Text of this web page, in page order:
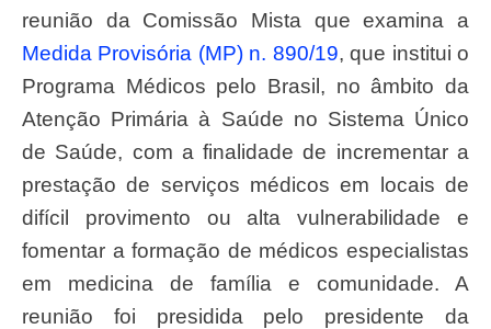
reunião da Comissão Mista que examina a
Medida Provisória (MP) n. 890/19, que institui o
Programa Médicos pelo Brasil, no âmbito da
Atenção Primária à Saúde no Sistema Único
de Saúde, com a finalidade de incrementar a
prestação de serviços médicos em locais de
difícil provimento ou alta vulnerabilidade e
fomentar a formação de médicos especialistas
em medicina de família e comunidade. A
reunião foi presidida pelo presidente da